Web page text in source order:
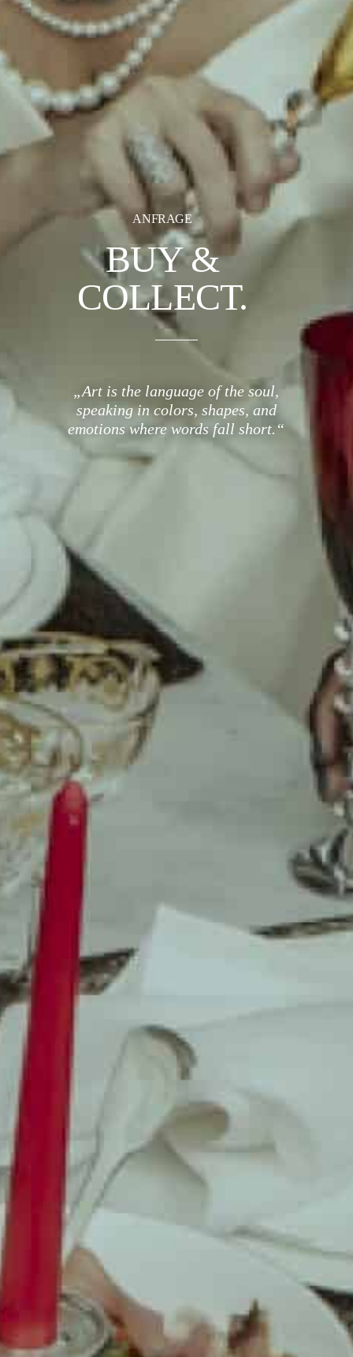
ANFRAGE
BUY &
COLLECT.
„Art is the language of the soul,
speaking in colors, shapes, and
emotions where words fall short.“